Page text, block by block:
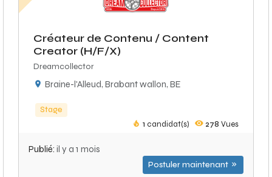
Créateur de Contenu / Content
Creator (H/F/X)
Dreamcollector
Braine-l'Alleud, Brabant wallon, BE
Stage
1 candidat(s) 278 Vues
Publié: il y a 1 mois
Postuler maintenant